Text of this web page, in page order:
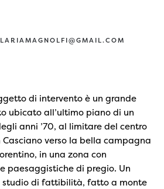
di intervento è un grande
ubicato all’ultimo piano di un
anni ’70, al limitare del centro
Casciano verso la bella campagna
in una zona con
paesaggistiche di pregio. Un
di fattibilità, fatto a monte